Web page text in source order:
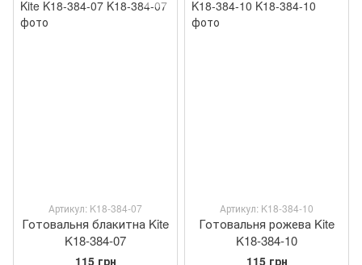
Артикул: K18-384-07
Готовальня блакитна Kite
K18-384-07
115 грн
Артикул: K18-384-10
Готовальня рожева Kite
K18-384-10
115 грн